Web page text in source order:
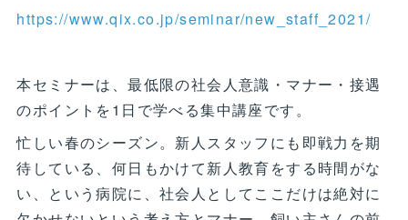
https://www.qix.co.jp/seminar/new_staff_2021/
本セミナーは、最低限の社会人意識・マナー・接遇
のポイントを1日で学べる集中講座です。
忙しい春のシーズン。新人スタッフにも即戦力を期
待している、何日もかけて新人教育をする時間がな
い、という病院に、社会人としてここだけは絶対に